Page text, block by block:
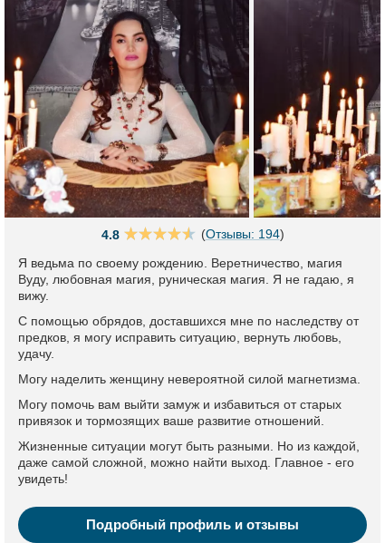
4.8 (Отзывы: 194)
Я ведьма по своему рождению. Веретничество, магия
Вуду, любовная магия, руническая магия. Я не гадаю, я
вижу.
С помощью обрядов, доставшихся мне по наследству от
предков, я могу исправить ситуацию, вернуть любовь,
удачу.
Могу наделить женщину невероятной силой магнетизма.
Могу помочь вам выйти замуж и избавиться от старых
привязок и тормозящих ваше развитие отношений.
Жизненные ситуации могут быть разными. Но из каждой,
даже самой сложной, можно найти выход. Главное - его
увидеть!
Подробный профиль и отзывы